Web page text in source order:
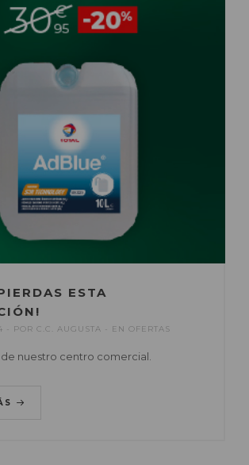
ESTA
POR C.C. AUGUSTA EN OFERTAS
de nuestro centro comercial.